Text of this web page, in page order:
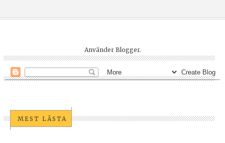
Använder Blogger.
MEST LÄSTA